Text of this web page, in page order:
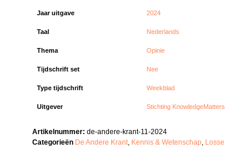
Jaar uitgave 2024
Taal Nederlands
Thema Opinie
Tijdschrift set Nee
Type tijdschrift Weekblad
Uitgever Stichting KnowledgeMatters
Artikelnummer:de-andere-krant-11-2024
Categorieën De Andere Krant, Kennis & Wetenschap, Losse